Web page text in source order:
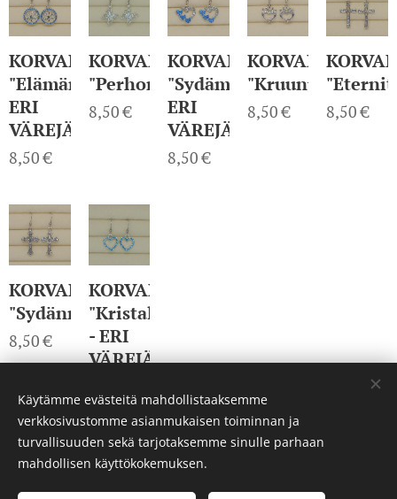
KORVAKORUT
"Elämänpuu"
ERI
VÄREJÄ
8,50€
KORVAKORUT
"Perhonen"
8,50€
KORVAKORUT
"Sydämet"
ERI
VÄREJÄ
8,50€
KORVAKORUT
"Kruunusydän"
8,50€ 8,50€
KORVAKORUT
"Sydänristi"
8,50€
KORVAKORUT
"Kristallisydän"
- ERI
VÄREJÄ
Käytämme evästeitä mahdollistaaksemme
verkkosivustomme asianmukaisen toiminnan ja
turvallisuuden sekä tarjotaksemme sinulle parhaan
mahdollisen käyttökokemuksen.